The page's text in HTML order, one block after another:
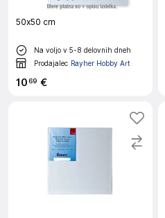
50x50 cm
Na voljo v 5-8 delovnih dneh
Prodajalec Rayher Hobby Art
1069 €